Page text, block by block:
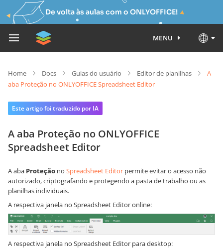
De volta às aulas com o ONLYOFFICE!
MENU
Home Docs Guias do usuário Editor de planilhas
A
aba Proteção no ONLYOFFICE Spreadsheet Editor
Este artigo foi traduzido por IA
A aba Proteção no ONLYOFFICE
Spreadsheet Editor
A aba Proteção no Spreadsheet Editor permite evitar o acesso não
autorizado, criptografando e protegendo a pasta de trabalho ou as
planilhas individuais.
A respectiva janela no Spreadsheet Editor online:
A respectiva janela no Spreadsheet Editor para desktop: